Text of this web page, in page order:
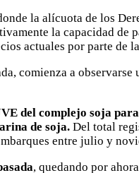
la alícuota de los
la capacidad de
actuales por parte de
comienza a
del complejo soja
de soja. Del total
entre julio y
, quedando por